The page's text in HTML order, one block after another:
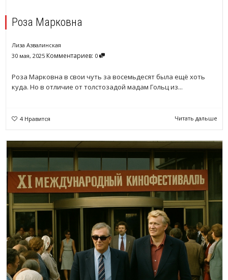
Роза Марковна
Лиза Азвалинская
30 мая, 2025 Комментариев: 0
Роза Марковна в свои чуть за восемьдесят была ещё хоть
куда. Но в отличие от толстозадой мадам Гольц из...
4 Нравится Читать дальше